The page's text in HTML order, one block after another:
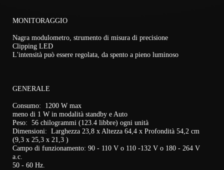
MONITORAGGIO
Nagra modulometro, strumento di misura di precisione
Clipping LED
L'intensità può essere regolata, da spento a pieno luminoso
GENERALE
Consumo: 1200 W max
meno di 1 W in modalità standby e Auto
Peso: 56 chilogrammi (123.4 libbre) ogni unità
Dimensioni: Larghezza 23,8 x Altezza 64,4 x Profondità 54,2 cm
(9,3 x 25,3 x 21,3 )
Campo di funzionamento: 90 - 110 V o 110 -132 V o 180 - 264 V
a.c.
50 - 60 Hz.